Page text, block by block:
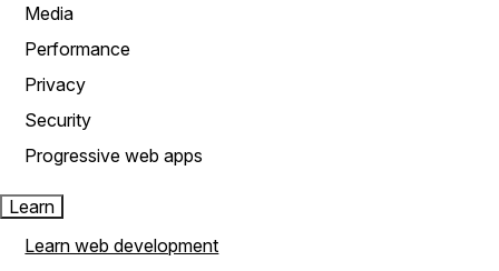
Media
Performance
Privacy
Security
Progressive web apps
Learn
Learn web development